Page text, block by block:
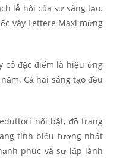
lễ hội của sự sáng tạo.
váy Lettere Maxi mừng
có đặc điểm là hiệu ứng
Cả hai sáng tạo đều
nổi bật, đồ trang
tính biểu tượng nhất
phúc và sự lấp lánh